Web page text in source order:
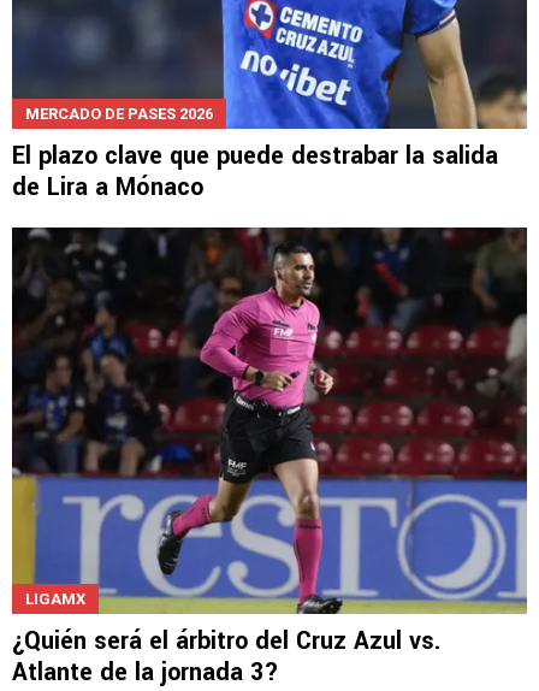
MERCADO DE PASES 2026
El plazo clave que puede destrabar la salida
de Lira a Mónaco
LIGAMX
¿Quién será el árbitro del Cruz Azul vs.
Atlante de la jornada 3?